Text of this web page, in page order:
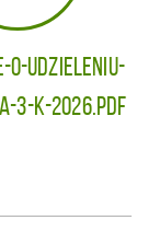
o-udzieleniu-
3-K-2026.pdf